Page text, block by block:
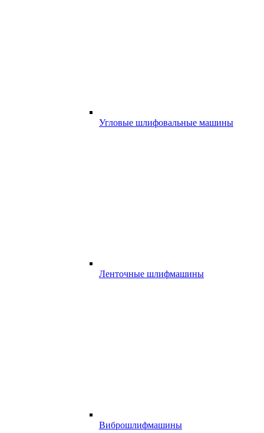
Угловые шлифовальные машины
Ленточные шлифмашины
Виброшлифмашины